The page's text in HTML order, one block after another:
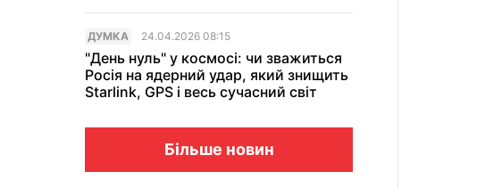
ДУМКА 24.04.2026 08:15
"День нуль" у космосі: чи зважиться
Росія на ядерний удар, який знищить
Starlink, GPS і весь сучасний світ
Більше новин